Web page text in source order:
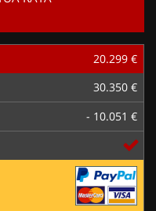
20.299 €
30.350 €
- 10.051 €